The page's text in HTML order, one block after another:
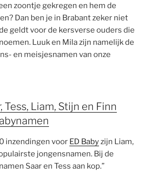
zoontje gekregen en hem de
Dan ben je in Brabant zeker niet
geldt voor de kersverse ouders die
Luuk en Mila zijn namelijk de
en meisjesnamen van onze
Tess, Liam, Stijn en Finn
inzendingen voor ED Babyzijn Liam,
jongensnamen. Bij de
Saar en Tess aan kop.”